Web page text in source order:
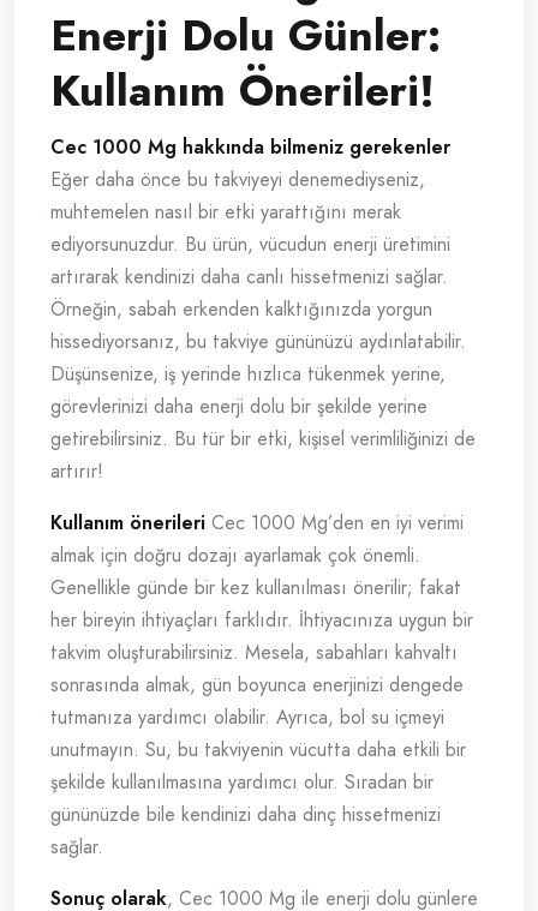
Enerji Dolu Günler:
Kullanım Önerileri!
Cec 1000 Mg hakkında bilmeniz gerekenler
Eğer daha önce bu takviyeyi denemediyseniz,
muhtemelen nasıl bir etki yarattığını merak
ediyorsunuzdur. Bu ürün, vücudun enerji üretimini
artırarak kendinizi daha canlı hissetmenizi sağlar.
Örneğin, sabah erkenden kalktığınızda yorgun
hissediyorsanız, bu takviye gününüzü aydınlatabilir.
Düşünsenize, iş yerinde hızlıca tükenmek yerine,
görevlerinizi daha enerji dolu bir şekilde yerine
getirebilirsiniz. Bu tür bir etki, kişisel verimliliğinizi de
artırır!
Kullanım önerileri Cec 1000 Mg’den en iyi verimi
almak için doğru dozajı ayarlamak çok önemli.
Genellikle günde bir kez kullanılması önerilir; fakat
her bireyin ihtiyaçları farklıdır. İhtiyacınıza uygun bir
takvim oluşturabilirsiniz. Mesela, sabahları kahvaltı
sonrasında almak, gün boyunca enerjinizi dengede
tutmanıza yardımcı olabilir. Ayrıca, bol su içmeyi
unutmayın. Su, bu takviyenin vücutta daha etkili bir
şekilde kullanılmasına yardımcı olur. Sıradan bir
gününüzde bile kendinizi daha dinç hissetmenizi
sağlar.
Sonuç olarak, Cec 1000 Mg ile enerji dolu günlere